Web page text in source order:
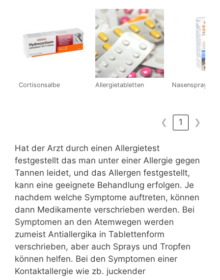
Produkte welche bei Kontaktallergien helfen
Cortisonsalbe Allergietabletten Nasenspray
❮ 1 ❯
Hat der Arzt durch einen Allergietest
festgestellt das man unter einer Allergie gegen
Tannen leidet, und das Allergen festgestellt,
kann eine geeignete Behandlung erfolgen. Je
nachdem welche Symptome auftreten, können
dann Medikamente verschrieben werden. Bei
Symptomen an den Atemwegen werden
zumeist Antiallergika in Tablettenform
verschrieben, aber auch Sprays und Tropfen
können helfen. Bei den Symptomen einer
Kontaktallergie wie zb. juckender